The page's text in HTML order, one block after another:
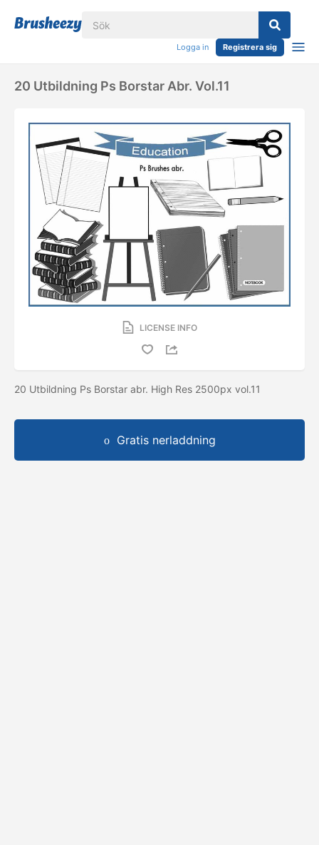
Logga in Registrera sig
20 Utbildning Ps Borstar Abr. Vol.11
LICENSE INFO
20 Utbildning Ps Borstar abr. High Res 2500px vol.11
Gratis nerladdning